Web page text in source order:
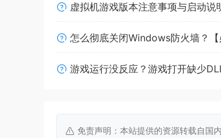
虚拟机游戏版本注意事项与启动说
怎么彻底关闭Windows防火墙？【
游戏运行没反应？游戏打开缺少
免责声明：本站提供的资源转载自国